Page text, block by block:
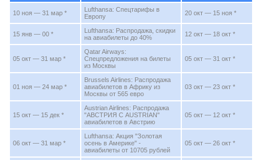
10 ноя — 31 мар *
Lufthansa: Спецтарифы в
Европу
20 окт — 15 ноя *
15 янв — 00 *
Lufthansa: Распродажа, скидки
на авиабилеты до 40%
12 окт — 18 окт *
05 окт — 31 мар *
Qatar Airways:
Спецпредложения на билеты
из Москвы
05 окт — 31 окт *
01 ноя — 24 мар *
Brussels Airlines: Распродажа
авиабилетов в Африку из
Москвы от 565 евро
03 окт — 23 окт *
15 окт — 15 дек *
Austrian Airlines: Распродажа
"АВСТРИЯ С AUSTRIAN"
авиабилетов в Австрию
05 окт — 12 окт *
06 окт — 31 мар *
Lufthansa: Акция "Золотая
осень в Америке" -
авиабилеты от 10705 рублей
05 окт — 26 окт *